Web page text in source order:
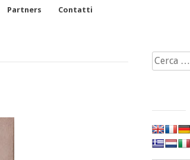
Partners Contatti
Ricerca
per: